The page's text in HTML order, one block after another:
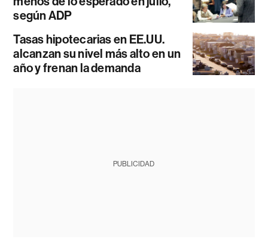
según ADP
Tasas hipotecarias en EE.UU.
alcanzan su nivel más alto en un
año y frenan la demanda
PUBLICIDAD